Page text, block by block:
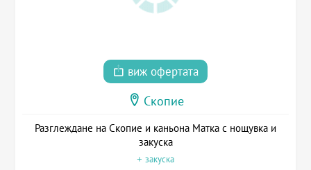
виж офертата
Скопие
Разглеждане на Скопие и каньона Матка с нощувка и
закуска
+ закуска